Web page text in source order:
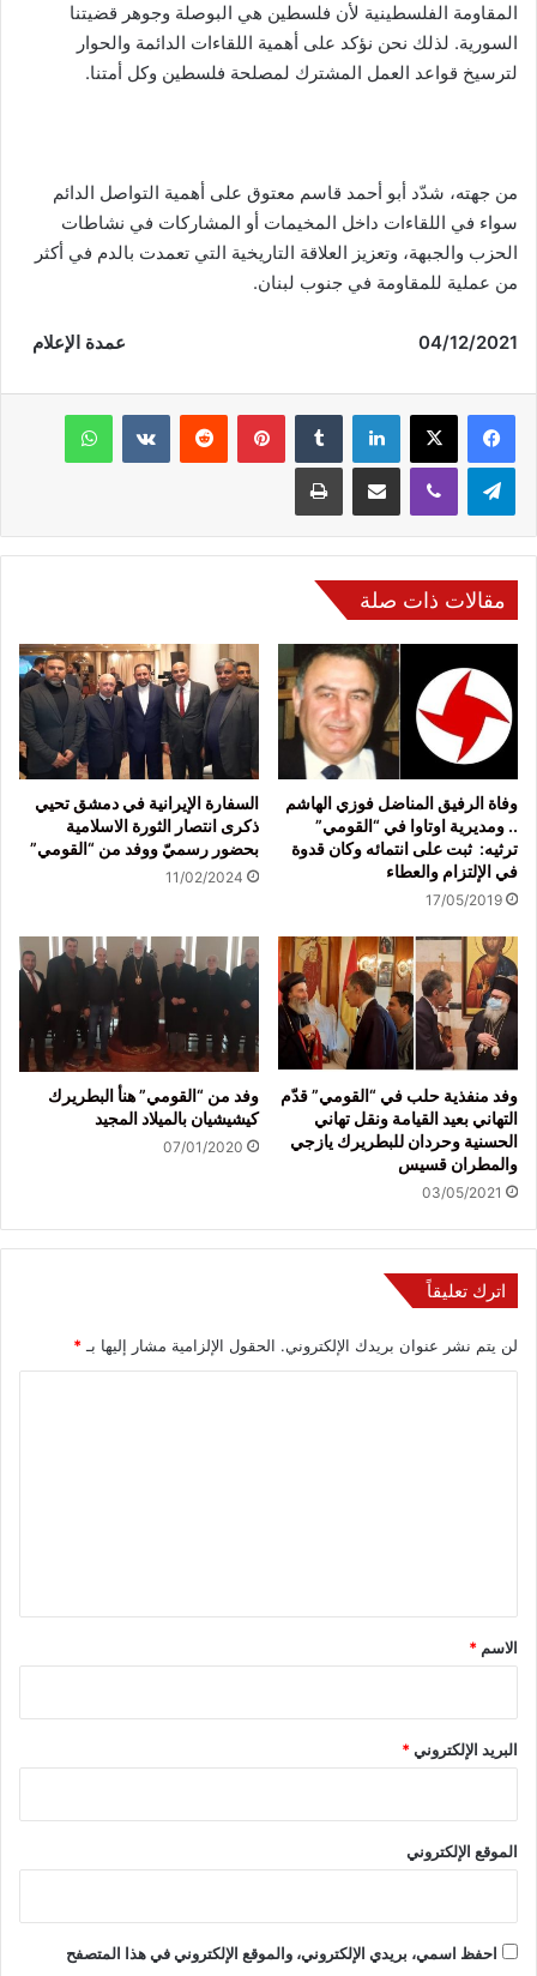
المقاومة الفلسطينية لأن فلسطين هي البوصلة وجوهر قضيتنا
السورية. لذلك نحن نؤكد على أهمية اللقاءات الدائمة والحوار
لترسيخ قواعد العمل المشترك لمصلحة فلسطين وكل أمتنا.
من جهته، شدّد أبو أحمد قاسم معتوق على أهمية التواصل الدائم
سواء في اللقاءات داخل المخيمات أو المشاركات في نشاطات
الحزب والجبهة، وتعزيز العلاقة التاريخية التي تعمدت بالدم في أكثر
من عملية للمقاومة في جنوب لبنان.
04/12/2021 عمدة الإعلام
فيسبوك لينكدإن بينتيريست
مقالات ذات صلة
وفاة الرفيق المناضل فوزي الهاشم
.. ومديرية اوتاوا في “القومي”
ترثيه: ثبت على انتمائه وكان قدوة
في الإلتزام والعطاء
17/05/2019
السفارة الإيرانية في دمشق تحيي
ذكرى انتصار الثورة الاسلامية
بحضور رسميّ ووفد من “القومي”
11/02/2024
وفد منفذية حلب في “القومي” قدّم
التهاني بعيد القيامة ونقل تهاني
الحسنية وحردان للبطريرك يازجي
والمطران قسيس
03/05/2021
وفد من “القومي” هنأ البطريرك
كيشيشيان بالميلاد المجيد
07/01/2020
اترك تعليقاً
لن يتم نشر عنوان بريدك الإلكتروني. الحقول الإلزامية مشار إليها بـ *
*
الاسم *
البريد الإلكتروني*
الموقع الإلكتروني
احفظ اسمي، بريدي الإلكتروني، والموقع الإلكتروني في هذا المتصفح